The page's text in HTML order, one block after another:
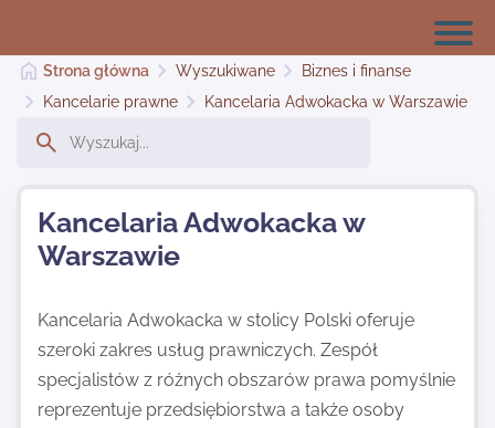
Dodaj stronę
Najnowsze
Kontakt
Strona główna Wyszukiwane
Biznes i finanse
Kancelarie prawne
Kancelaria Adwokacka w Warszawie
Kancelaria Adwokacka w
Warszawie
Kancelaria Adwokacka w stolicy Polski oferuje
szeroki zakres usług prawniczych. Zespół
specjalistów z różnych obszarów prawa pomyślnie
reprezentuje przedsiębiorstwa a także osoby